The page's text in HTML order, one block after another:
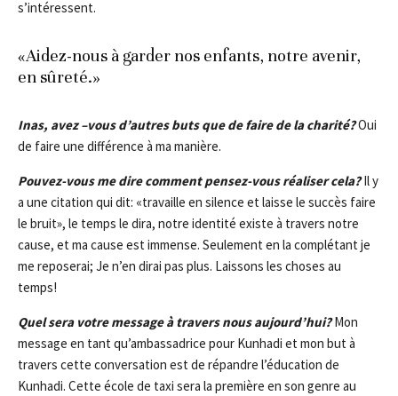
s’intéressent.
«Aidez-nous à garder nos enfants, notre avenir,
en sûreté.»
Inas, avez –vous d’autres buts que de faire de la charité?Oui
de faire une différence à ma manière.
Pouvez-vous me dire comment pensez-vous réaliser cela?Il y
a une citation qui dit: «travaille en silence et laisse le succès faire
le bruit», le temps le dira, notre identité existe à travers notre
cause, et ma cause est immense. Seulement en la complétant je
me reposerai; Je n’en dirai pas plus. Laissons les choses au
temps!
Quel sera votre message à travers nous aujourd’hui?Mon
message en tant qu’ambassadrice pour Kunhadi et mon but à
travers cette conversation est de répandre l’éducation de
Kunhadi. Cette école de taxi sera la première en son genre au